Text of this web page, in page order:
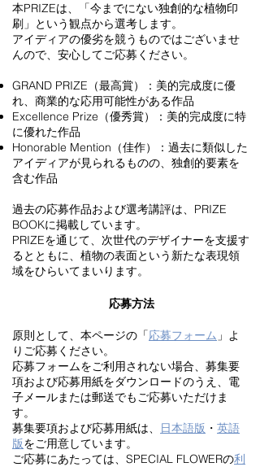
本PRIZEは、「今までにない独創的な植物印
刷」という観点から選考します。
アイディアの優劣を競うものではございませ
んので、安心してご応募ください。
GRAND PRIZE（最高賞）：美的完成度に優
れ、商業的な応用可能性がある作品
Excellence Prize（優秀賞）：美的完成度に特
に優れた作品
Honorable Mention（佳作）：過去に類似した
アイディアが見られるものの、独創的要素を
含む作品
過去の応募作品および選考講評は、PRIZE
BOOKに掲載しています。
PRIZEを通じて、次世代のデザイナーを支援す
るとともに、植物の表面という新たな表現領
域をひらいてまいります。
応募方法
原則として、本ページの「応募フォーム 」よ
りご応募ください。
応募フォームをご利用されない場合、募集要
項および応募用紙をダウンロードのうえ、電
子メールまたは郵送でもご応募いただけま
す。
募集要項および応募用紙は、
日本語版 ・ 英語
版をご用意しています。
ご応募にあたっては、SPECIAL FLOWERの利